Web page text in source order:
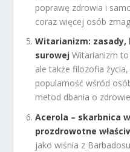
poprawę zdrowia i
coraz więcej osób
Witarianizm:
surowej Witarianizm
ale także filozofia
popularność wśród
metod dbania o
Acerola – skarbnica
prozdrowotne
jako wiśnia z